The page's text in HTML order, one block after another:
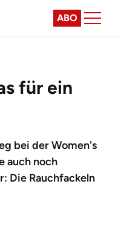
ABO
für ein
bei der Women's
auch noch
Die Rauchfackeln